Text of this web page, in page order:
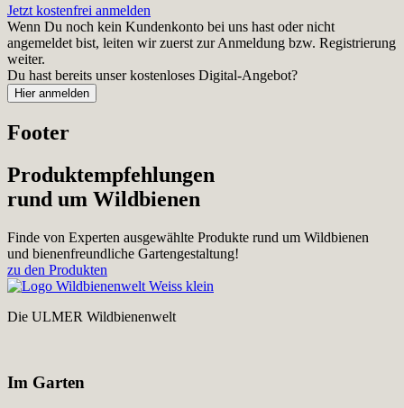
Jetzt kostenfrei anmelden
Wenn Du noch kein Kundenkonto bei uns hast oder nicht
angemeldet bist, leiten wir zuerst zur Anmeldung bzw. Registrierung
weiter.
Du hast bereits unser kostenloses Digital-Angebot?
Footer
Produktempfehlungen
rund um Wildbienen
Finde von Experten ausgewählte Produkte rund um Wildbienen
und bienenfreundliche Gartengestaltung!
zu den Produkten
Die ULMER Wildbienenwelt
Im Garten